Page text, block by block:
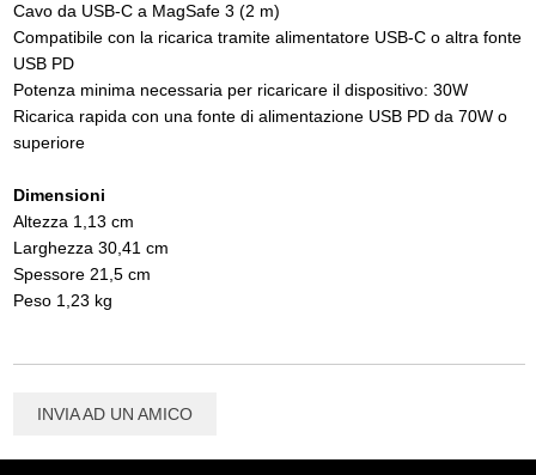
Cavo da USB‑C a MagSafe 3 (2 m)
Compatibile con la ricarica tramite alimentatore USB‑C o altra fonte
USB PD
Potenza minima necessaria per ricaricare il dispositivo: 30W
Ricarica rapida con una fonte di alimentazione USB PD da 70W o
superiore
Dimensioni
Altezza 1,13 cm
Larghezza 30,41 cm
Spessore 21,5 cm
Peso 1,23 kg
INVIA AD UN AMICO